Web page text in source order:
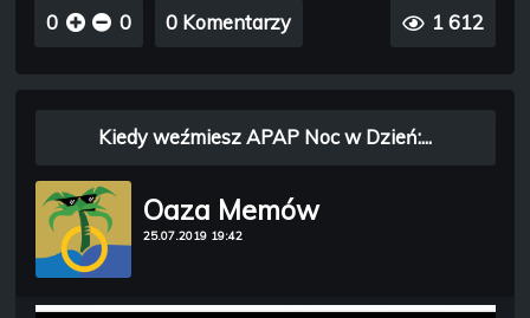
0 0 0 Komentarzy 1 612
Oaza Memów
25.07.2019 19:42
Kiedy weźmiesz APAP Noc w Dzień:...